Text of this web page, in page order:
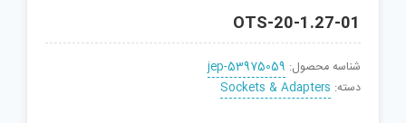
OTS-20-1.27-01
شناسه محصول: jep-53975059
دسته: Sockets & Adapters